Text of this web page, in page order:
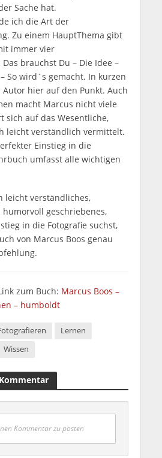
Sache hat.
ich die Art der
Zu einem HauptThema gibt
immer vier
brauchst Du – Die Idee –
So wird´s gemacht. In kurzen
hier auf den Punkt. Auch
macht Marcus nicht viele
sich auf das Wesentliche,
leicht verständlich vermittelt.
Einstieg in die
umfasst alle wichtigen
leicht verständliches,
geschriebenes,
in die Fotografie suchst,
von Marcus Boos genau
zum Buch: Marcus Boos –
– humboldt
Lernen
Wissen
Kommentar zu posten